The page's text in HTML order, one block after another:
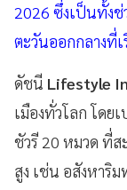
2026 ซึ่งเป็นทั้งช่
ตะวันออกกลางที่
ดัชนี Lifestyle
เมืองทั่วโลก โดย
ชัวรี 20 หมวด ที่
สูง เช่น อสังหาริ